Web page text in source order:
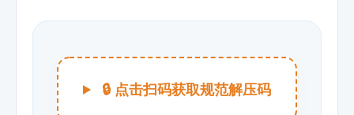
🔒 点击扫码获取规范解压码